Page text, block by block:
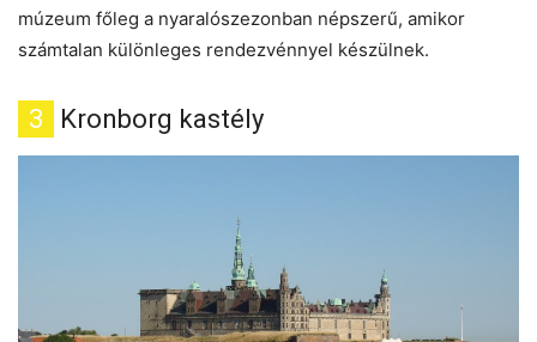
múzeum főleg a nyaralószezonban népszerű, amikor
számtalan különleges rendezvénnyel készülnek.
3 Kronborg kastély